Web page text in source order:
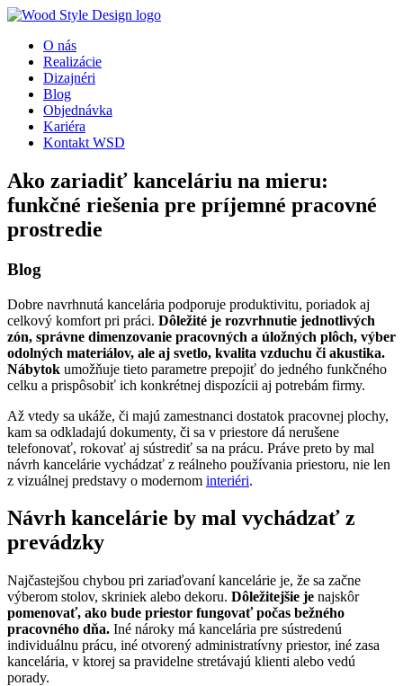
O nás
Realizácie
Dizajnéri
Blog
Objednávka
Kariéra
Kontakt WSD
Ako zariadiť kanceláriu na mieru:
funkčné riešenia pre príjemné pracovné
prostredie
Blog
Dobre navrhnutá kancelária podporuje produktivitu, poriadok aj
celkový komfort pri práci. Dôležité je rozvrhnutie jednotlivých
zón, správne dimenzovanie pracovných a úložných plôch, výber
odolných materiálov, ale aj svetlo, kvalita vzduchu či akustika.
Nábytok umožňuje tieto parametre prepojiť do jedného funkčného
celku a prispôsobiť ich konkrétnej dispozícii aj potrebám firmy.
Až vtedy sa ukáže, či majú zamestnanci dostatok pracovnej plochy,
kam sa odkladajú dokumenty, či sa v priestore dá nerušene
telefonovať, rokovať aj sústrediť sa na prácu. Práve preto by mal
návrh kancelárie vychádzať z reálneho používania priestoru, nie len
z vizuálnej predstavy o modernom interiéri.
Návrh kancelárie by mal vychádzať z
prevádzky
Najčastejšou chybou pri zariaďovaní kancelárie je, že sa začne
výberom stolov, skriniek alebo dekoru. Dôležitejšie je najskôr
pomenovať, ako bude priestor fungovať počas bežného
pracovného dňa. Iné nároky má kancelária pre sústredenú
individuálnu prácu, iné otvorený administratívny priestor, iné zasa
kancelária, v ktorej sa pravidelne stretávajú klienti alebo vedú
porady.